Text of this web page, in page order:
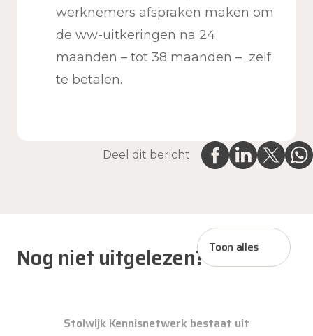
werknemers afspraken maken om
de ww-uitkeringen na 24
maanden – tot 38 maanden – zelf
te betalen.
Deel dit bericht
Nog niet uitgelezen? Toon alles
Stolwijk Kennisnetwerk bestaat uit